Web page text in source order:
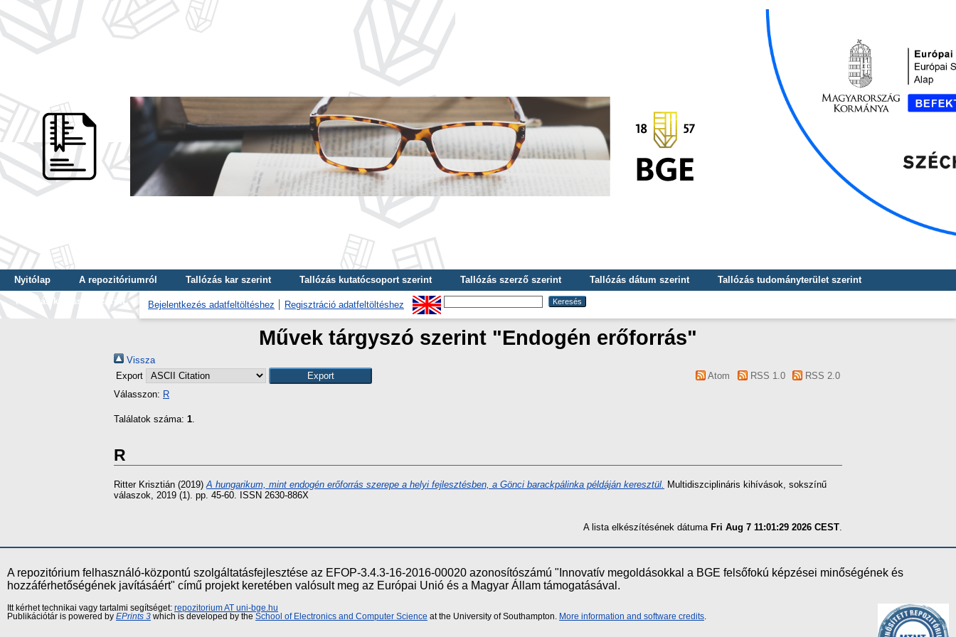
Nyitólap A repozitóriumról Tallózás kar szerint Tallózás kutatócsoport szerint Tallózás szerző szerint Tallózás dátum szerint
Tallózás tudományterület szerint
Tallózás kulcsszó szerint
Bejelentkezés adatfeltöltéshez Regisztráció adatfeltöltéshez
Művek tárgyszó szerint "Endogén erőforrás"
Vissza
Export
Atom RSS 1.0
RSS 2.0
Válasszon: R
Találatok száma: 1.
R
Ritter Krisztián (2019)A hungarikum, mint endogén erőforrás szerepe a helyi fejlesztésben, a Gönci barackpálinka példáján keresztül. Multidiszciplináris kihívások, sokszínű
válaszok, 2019 (1). pp. 45-60. ISSN 2630-886X
A lista elkészítésének dátuma Fri Aug 7 11:01:29 2026 CEST.
A repozitórium felhasználó-központú szolgáltatásfejlesztése az EFOP-3.4.3-16-2016-00020 azonosítószámú "Innovatív megoldásokkal a BGE felsőfokú képzései minőségének és
hozzáférhetőségének javításáért" című projekt keretében valósult meg az Európai Unió és a Magyar Állam támogatásával.
Itt kérhet technikai vagy tartalmi segítséget: repozitorium AT uni-bge.hu
Publikációtár is powered by EPrints 3 which is developed by the School of Electronics and Computer Science at the University of Southampton. More information and software credits